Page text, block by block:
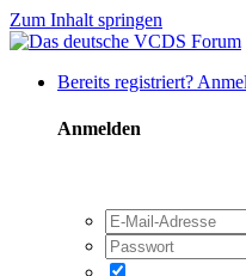
Zum Inhalt springen
Bereits registriert?
Anmelden